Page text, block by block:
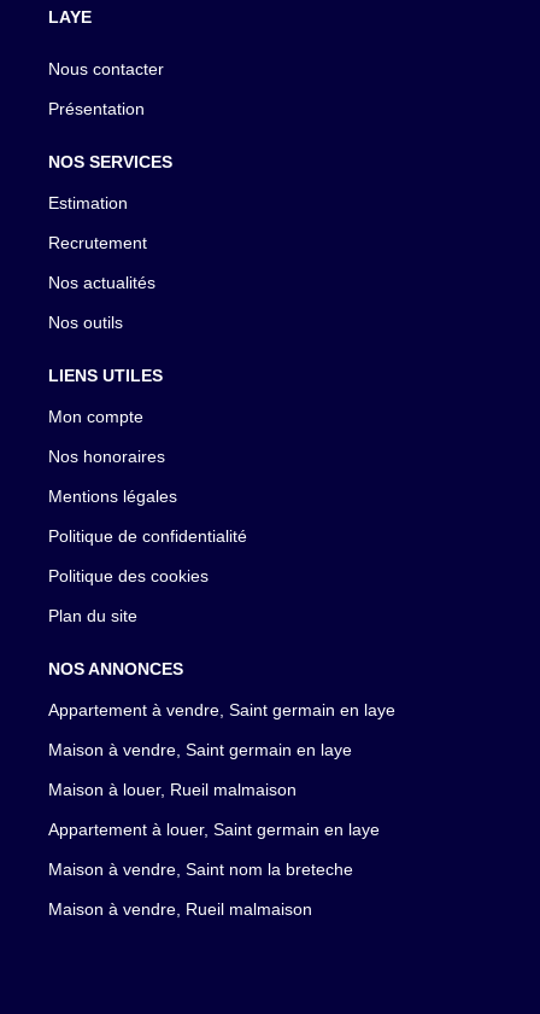
LAYE
Nous contacter
Présentation
NOS SERVICES
Estimation
Recrutement
Nos actualités
Nos outils
LIENS UTILES
Mon compte
Nos honoraires
Mentions légales
Politique de confidentialité
Politique des cookies
Plan du site
NOS ANNONCES
Appartement à vendre, Saint germain en laye
Maison à vendre, Saint germain en laye
Maison à louer, Rueil malmaison
Appartement à louer, Saint germain en laye
Maison à vendre, Saint nom la breteche
Maison à vendre, Rueil malmaison